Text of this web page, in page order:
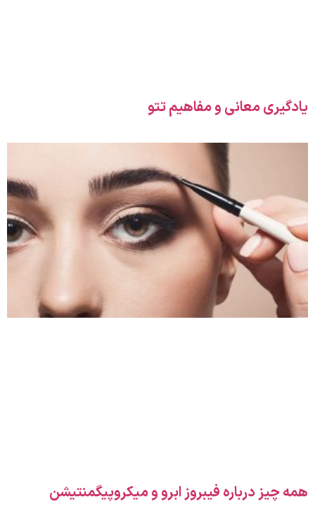
یادگیری معانی و مفاهیم تتو
همه چیز درباره فیبروز ابرو و میکروپیگمنتیشن